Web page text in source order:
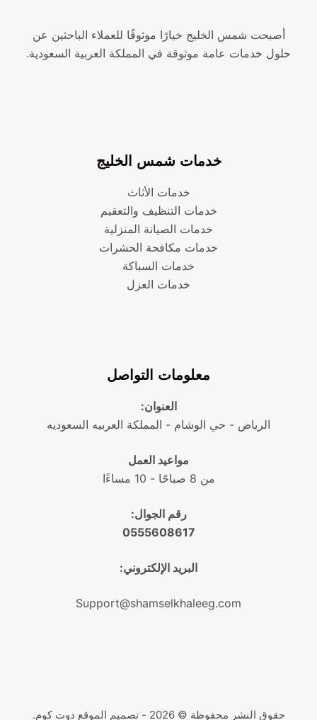
أصبحت شمس الخليج خيارًا موثوقًا للعملاء الباحثين عن
حلول خدمات عامة موثوقة في المملكة العربية السعودية.
خدمات شمس الخليج
خدمات الأثاث
خدمات التنظيف والتعقيم
خدمات الصيانة المنزلية
خدمات مكافحة الحشرات
خدمات السباكة
خدمات العزل
معلومات التواصل
العنوان:
الرياض - حي الوشام - المملكة العربيه السعوديه
مواعيد العمل
من 8 صباحًا - 10 مساءًا
رقم الجوال:
0555608617
البريد الإلكتروني:
Support@shamselkhaleeg.com
حقوق النشر محفوظة © 2026 - تصميم الموقع دوت كوم.